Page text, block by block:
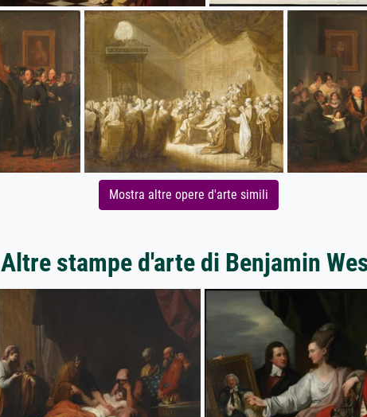
Mostra altre opere d'arte simili
Altre stampe d'arte di Benjamin